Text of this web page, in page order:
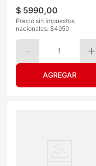
$ 5990,00
Precio sin impuestos
nacionales: $4950
1